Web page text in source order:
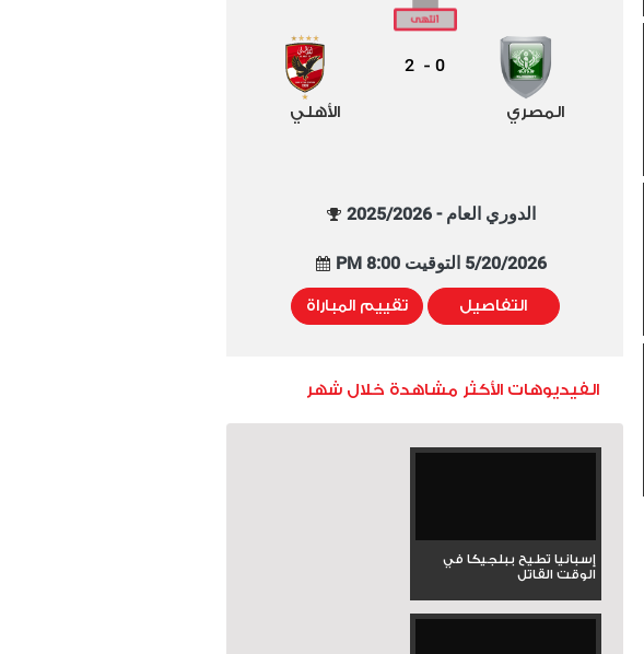
المصري
0
-
2
الأهلي
الدوري العام - 2025/2026
5/20/2026 التوقيت 8:00 PM
التفاصيل تقييم المباراة
الفيديوهات الأكثر مشاهدة خلال شهر
إسبانيا تطيح ببلجيكا في
الوقت القاتل